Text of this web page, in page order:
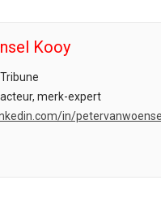
Kooy
merk-expert
in/